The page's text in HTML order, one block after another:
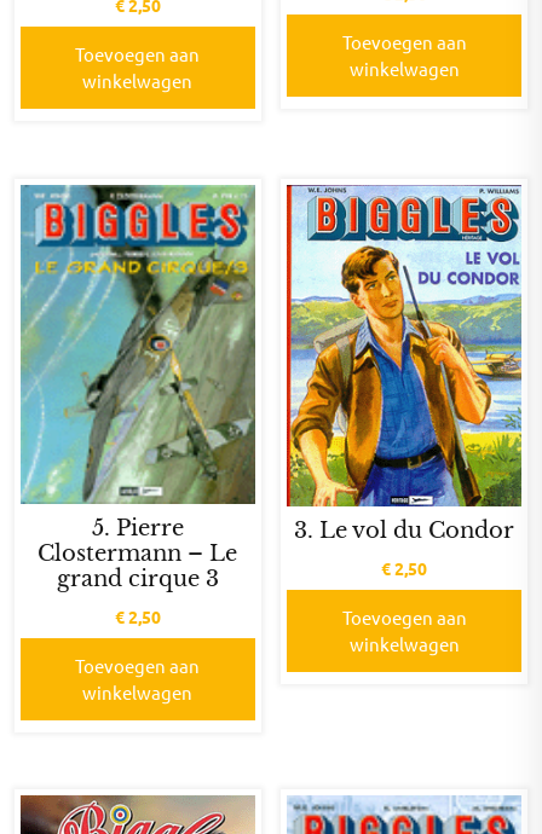
€2,50
Toevoegen aan
winkelwagen
Toevoegen aan
winkelwagen
5. Pierre
Clostermann – Le
grand cirque 3
€2,50
Toevoegen aan
winkelwagen
3. Le vol du Condor
€2,50
Toevoegen aan
winkelwagen